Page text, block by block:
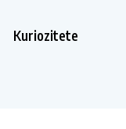
Kuriozitete